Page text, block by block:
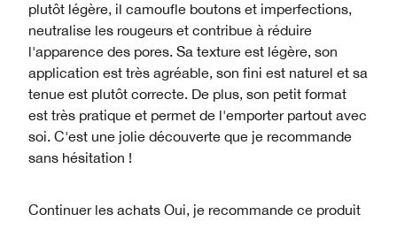
plutôt légère, il camoufle boutons et imperfections,
neutralise les rougeurs et contribue à réduire
l'apparence des pores. Sa texture est légère, son
application est très agréable, son fini est naturel et sa
tenue est plutôt correcte. De plus, son petit format
est très pratique et permet de l'emporter partout avec
soi. C'est une jolie découverte que je recommande
sans hésitation !
Continuer les achats Oui, je recommande ce produit